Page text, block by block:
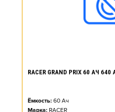
RACER GRAND PRIX 60 АЧ
Ёмкость: 60 Ач
Марка: RACER